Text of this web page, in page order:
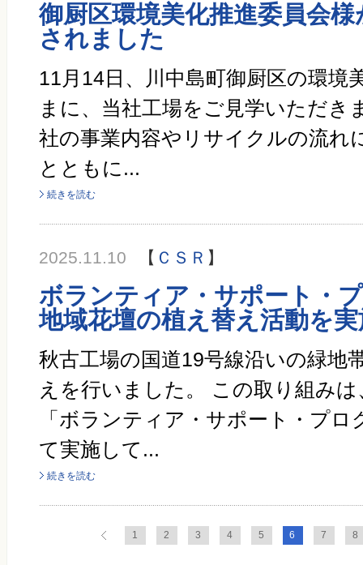
御厨区環境美化推進委員会
されました
11月14日、川中島町御厨区の環境
まに、当社工場をご見学いただき
社の事業内容やリサイクルの流れ
とともに...
続きを読む
2025.11.10 【 ＣＳＲ 】
ボランティア・サポート・
地域花壇の植え替え活動を
秋古工場の国道19号線沿いの緑地
えを行いました。 この取り組み
「ボランティア・サポート・プ
て実施して...
続きを読む
1 2 3 4 5 6 7 8